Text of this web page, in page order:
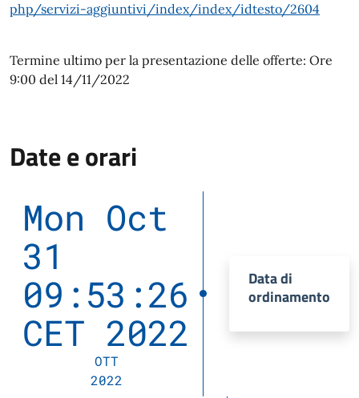
php/servizi-aggiuntivi/index/index/idtesto/2604
Termine ultimo per la presentazione delle offerte: Ore
9:00 del 14/11/2022
Date e orari
Mon Oct
31
09:53:26
CET 2022
OTT
2022
Data di
ordinamento